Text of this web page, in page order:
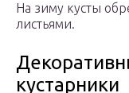
На зиму кусты
листьями.
кустарники